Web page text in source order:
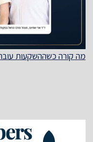
מה קורה כשההשקעות